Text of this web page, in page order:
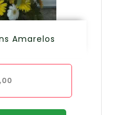
Amarelos